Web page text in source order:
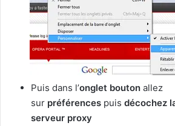
Puis dans l’onglet bouton allez
sur préférences puis décochez
serveur proxy